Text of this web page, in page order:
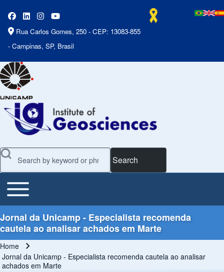
Rua Carlos Gomes, 250 - CEP: 13083-855
- Campinas, SP, Brasil
Search
Main Menu
Toggle main menu
Jornal da Unicamp - Especialista recomenda
cautela ao analisar achados em Marte
Breadcrumb
Home
Jornal da Unicamp - Especialista recomenda cautela ao analisar
achados em Marte